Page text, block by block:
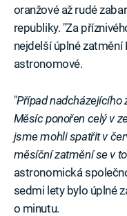
oranžové až rudé
republiky. "Za
nejdelší úplné
astronomové.
"Případ nadcházejícího
Měsíc ponořen celý v
jsme mohli spatřit v
měsíční zatmění se v
astronomická
sedmi lety bylo úplné
o minutu.